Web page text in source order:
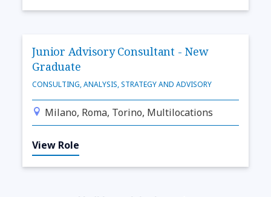
Junior Advisory Consultant - New
Graduate
CONSULTING, ANALYSIS, STRATEGY AND ADVISORY
Milano, Roma, Torino, Multilocations
View Role